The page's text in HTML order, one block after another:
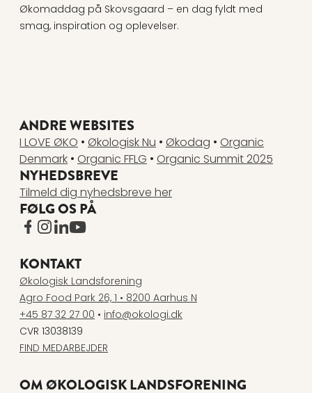
Økomaddag på Skovsgaard – en dag fyldt med
smag, inspiration og oplevelser.
ANDRE WEBSITES
I LOVE ØKO • Økologisk Nu • Økodag • Organic
Denmark • Organic FFLG • Organic Summit 2025
NYHEDSBREVE
Tilmeld dig nyhedsbreve her
FØLG OS PÅ
www.facebook.com
www.instagram.com
www.linkedin.com
www.youtube.com
KONTAKT
Økologisk Landsforening
Agro Food Park 26, 1 • 8200 Aarhus N
+45 87 32 27 00 • info@okologi.dk
CVR 13038139
FIND MEDARBEJDER
OM ØKOLOGISK LANDSFORENING